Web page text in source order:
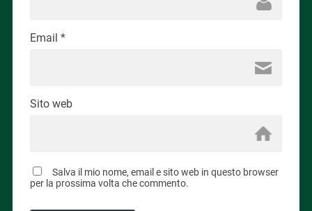
Email *
Sito web
Salva il mio nome, email e sito web in questo browser
per la prossima volta che commento.